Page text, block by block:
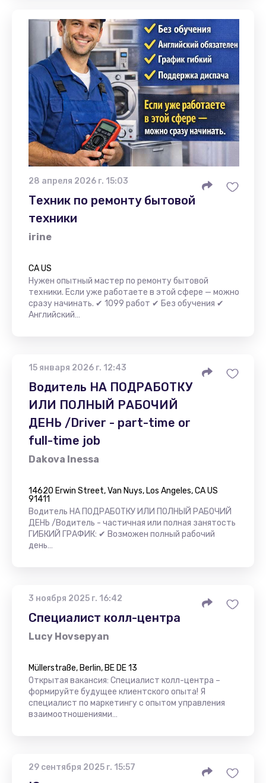
28 апреля 2026 г. 15:03
Техник по ремонту бытовой
техники
irine
CA US
Нужен опытный мастер по ремонту бытовой
техники. Если уже работаете в этой сфере — можно
сразу начинать. ✔ 1099 работ ✔ Без обучения ✔
Английский…
15 января 2026 г. 12:43
Водитель НА ПОДРАБОТКУ
ИЛИ ПОЛНЫЙ РАБОЧИЙ
ДЕНЬ /Driver - part-time or
full-time job
Dakova Inessa
14620 Erwin Street, Van Nuys, Los Angeles, CA US
91411
Водитель НА ПОДРАБОТКУ ИЛИ ПОЛНЫЙ РАБОЧИЙ
ДЕНЬ /Водитель - частичная или полная занятость
ГИБКИЙ ГРАФИК: ✔ Возможен полный рабочий
день…
3 ноября 2025 г. 16:42
Специалист колл-центра
Lucy Hovsepyan
Müllerstraße, Berlin, BE DE 13
Открытая вакансия: Специалист колл-центра –
формируйте будущее клиентского опыта! Я
специалист по маркетингу с опытом управления
взаимоотношениями…
29 сентября 2025 г. 15:57